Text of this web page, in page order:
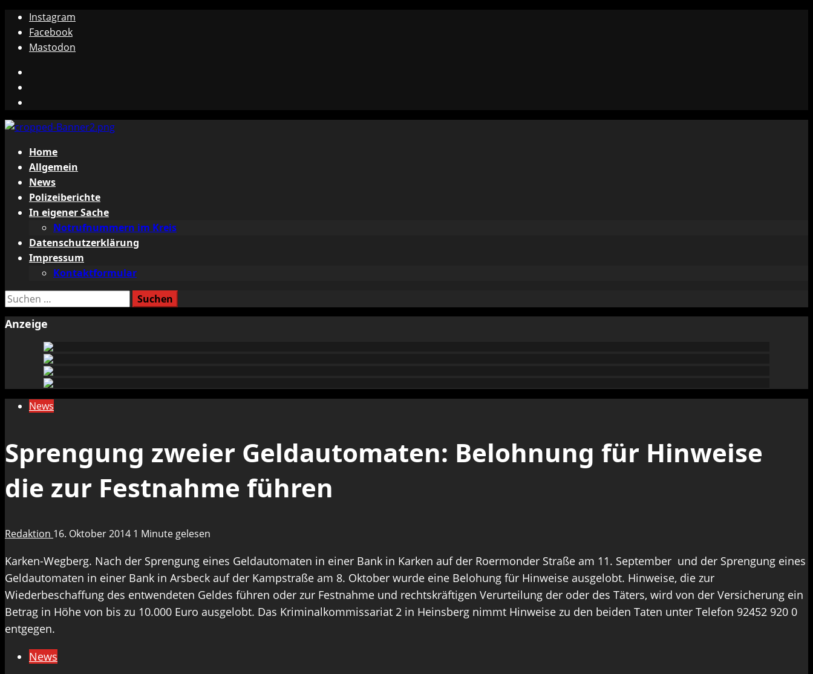
Zum
Inhalt
springen
Instagram
Facebook
Mastodon
Primäres
Menü
Home
Allgemein
News
Polizeiberichte
In eigener Sache
Notrufnummern im Kreis
Datenschutzerklärung
Impressum
Kontaktformular
Suchen
Anzeige
News
Sprengung zweier Geldautomaten: Belohnung für Hinweise
die zur Festnahme führen
Redaktion 16. Oktober 2014 1 Minute gelesen
Karken-Wegberg. Nach der Sprengung eines Geldautomaten in einer Bank in Karken auf der Roermonder Straße am 11. September und der Sprengung eines
Geldautomaten in einer Bank in Arsbeck auf der Kampstraße am 8. Oktober wurde eine Belohung für Hinweise ausgelobt. Hinweise, die zur
Wiederbeschaffung des entwendeten Geldes führen oder zur Festnahme und rechtskräftigen Verurteilung der oder des Täters, wird von der Versicherung ein
Betrag in Höhe von bis zu 10.000 Euro ausgelobt. Das Kriminalkommissariat 2 in Heinsberg nimmt Hinweise zu den beiden Taten unter Telefon 92452 920 0
entgegen.
News